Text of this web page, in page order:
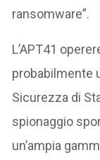
ransomware”.
L’APT41
probabilmente
Sicurezza di
spionaggio
un’ampia